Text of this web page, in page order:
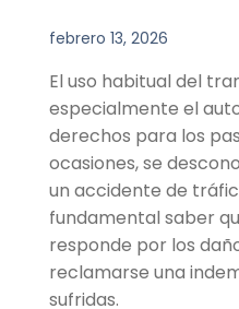
febrero 13, 2026
El uso habitual del
especialmente el
derechos para los
ocasiones, se
un accidente de
fundamental saber
responde por los
reclamarse una
sufridas.